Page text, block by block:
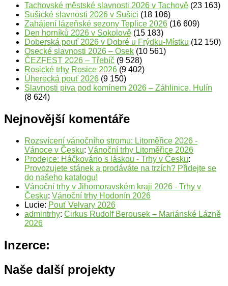
Tachovské městské slavnosti 2026 v Tachově (23 163)
Sušické slavnosti 2026 v Sušici (18 106)
Zahájení lázeňské sezony Teplice 2026 (16 609)
Den horníků 2026 v Sokolově (15 183)
Doberská pouť 2026 v Dobré u Frýdku-Místku (12 150)
Osecké slavnosti 2026 – Osek (10 561)
ČEZFEST 2026 – Třebíč (9 528)
Rosické trhy Rosice 2026 (9 402)
Úherecká pouť 2026 (9 150)
Slavnosti piva pod komínem 2026 – Záhlinice. Hulín
(8 624)
Nejnovější komentáře
Rozsvícení vánočního stromu: Litoměřice 2026 -
Vánoce v Česku: Vánoční trhy Litoměřice 2026
Prodejce: Háčkováno s láskou - Trhy v Česku:
Provozujete stánek a prodáváte na trzích? Přidejte se
do našeho katalogu!
Vánoční trhy v Jihomoravském kraji 2026 - Trhy v
Česku: Vánoční trhy Hodonín 2026
Lucie: Pouť Velvary 2026
admintrhy: Cirkus Rudolf Berousek – Mariánské Lázně
2026
Inzerce:
Naše další projekty